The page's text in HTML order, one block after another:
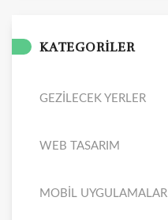
KATEGORİLER
GEZİLECEK YERLER
WEB TASARIM
MOBİL UYGULAMALAR